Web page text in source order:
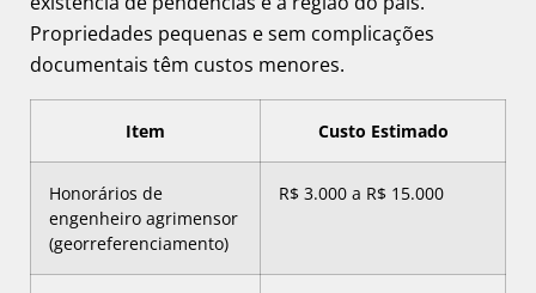
Propriedades pequenas e sem complicações
documentais têm custos menores.
Item Custo Estimado
Honorários de
engenheiro agrimensor
(georreferenciamento)
R$ 3.000 a R$ 15.000